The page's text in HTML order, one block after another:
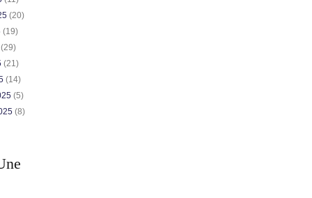
(20)
(19)
(29)
(21)
(14)
(5)
(8)